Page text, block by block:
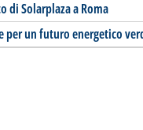
di Solarplaza a Roma
per un futuro energetico